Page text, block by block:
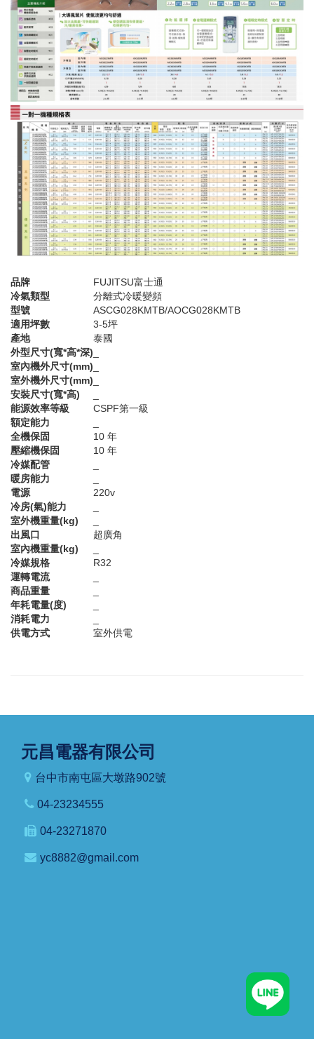
品牌
FUJITSU富士通
冷氣類型
分離式冷暖變頻
型號
ASCG028KMTB/AOCG028KMTB
適用坪數
3-5坪
產地
泰國
外型尺寸(寬*高*深)
室內機外尺寸(mm)
室外機外尺寸(mm)
安裝尺寸(寬*高)
能源效率等級
CSPF第一級
額定能力
全機保固
10 年
壓縮機保固
10 年
冷媒配管
暖房能力
電源
220v
冷房(氣)能力
室外機重量(kg)
出風口
超廣角
室內機重量(kg)
冷媒規格
R32
運轉電流
商品重量
年耗電量(度)
消耗電力
供電方式
室外供電
元昌電器有限公司
台中市南屯區大墩路902號
04-23234555
04-23271870
yc8882@gmail.com